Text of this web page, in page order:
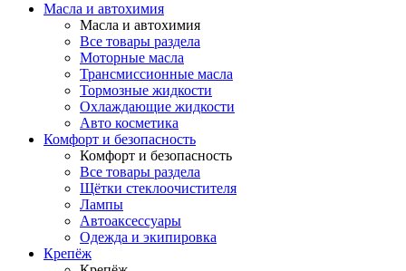
Масла и автохимия
Масла и автохимия
Все товары раздела
Моторные масла
Трансмиссионные масла
Тормозные жидкости
Охлаждающие жидкости
Авто косметика
Комфорт и безопасность
Комфорт и безопасность
Все товары раздела
Щётки стеклоочистителя
Лампы
Автоаксессуары
Одежда и экипировка
Крепёж